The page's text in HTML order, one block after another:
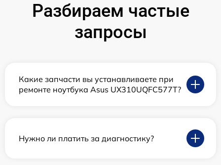
Разбираем частые
запросы
Какие запчасти вы устанавливаете при
ремонте ноутбука Asus UX310UQFC577T?
Нужно ли платить за диагностику?